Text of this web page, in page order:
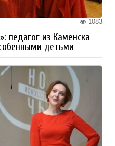
1083
педагог из Каменска
детьми